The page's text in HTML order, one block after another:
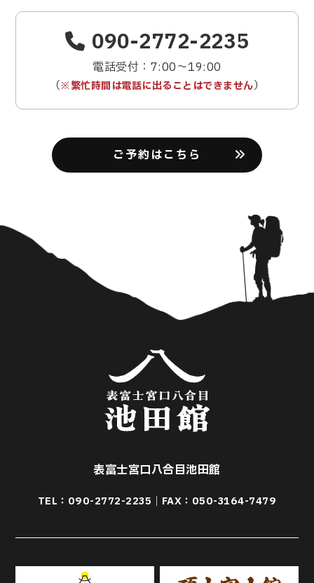
090-2772-2235
電話受付：7:00〜19:00
（※繁忙時間は電話に出ることはできません）
ご予約はこちら
表富士宮口八合目池田館
TEL： 090-2772-2235 ｜FAX：050-3164-7479